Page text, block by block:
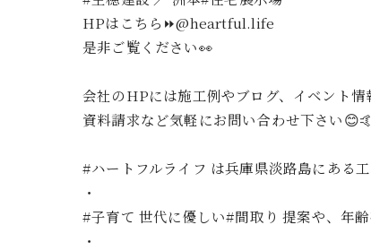
HPはこちら⏩@heartful.life
是非ご覧ください👀
会社のHPには施工例やブログ、イベント情
資料請求など気軽にお問い合わせ下さい😊🤙
#ハートフルライフ は兵庫県淡路島にある
・
#子育て 世代に優しい#間取り 提案や、年
・